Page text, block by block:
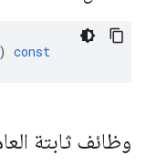
const
وظائف ثابتة